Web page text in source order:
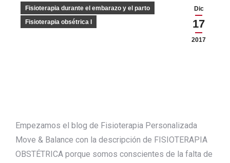
Dic
17
2017
Fisioterapia durante el embarazo y el parto
Fisioterapia obsétrica I
Empezamos el blog de Fisioterapia Personalizada
Move & Balance con la descripción de FISIOTERAPIA
OBSTÉTRICA porque somos conscientes de la falta de